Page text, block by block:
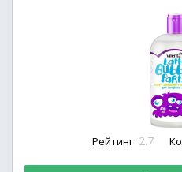
Рейтинг 2.7